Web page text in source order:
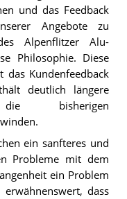
und das Feedback
Angebote zu
Alpenflitzer Alu-
Philosophie. Diese
das Kundenfeedback
deutlich längere
bisherigen
ein sanfteres und
Probleme mit dem
ein Problem
dass